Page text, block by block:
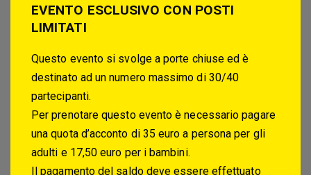
EVENTO ESCLUSIVO CON POSTI
LIMITATI
Questo evento si svolge a porte chiuse ed è
destinato ad un numero massimo di 30/40
partecipanti.
Per prenotare questo evento è necessario pagare
una quota d’acconto di 35 euro a persona per gli
adulti e 17,50 euro per i bambini.
Il pagamento del saldo deve essere effettuato